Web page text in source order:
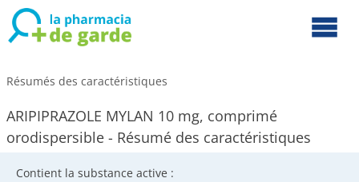
Résumés des caractéristiques
ARIPIPRAZOLE MYLAN 10 mg, comprimé
orodispersible - Résumé des caractéristiques
Contient la substance active :